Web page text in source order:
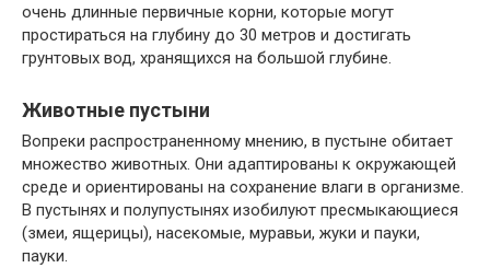
очень длинные первичные корни, которые могут
простираться на глубину до 30 метров и достигать
грунтовых вод, хранящихся на большой глубине.
Животные пустыни
Вопреки распространенному мнению, в пустыне обитает
множество животных. Они адаптированы к окружающей
среде и ориентированы на сохранение влаги в организме.
В пустынях и полупустынях изобилуют пресмыкающиеся
(змеи, ящерицы), насекомые, муравьи, жуки и пауки,
пауки.